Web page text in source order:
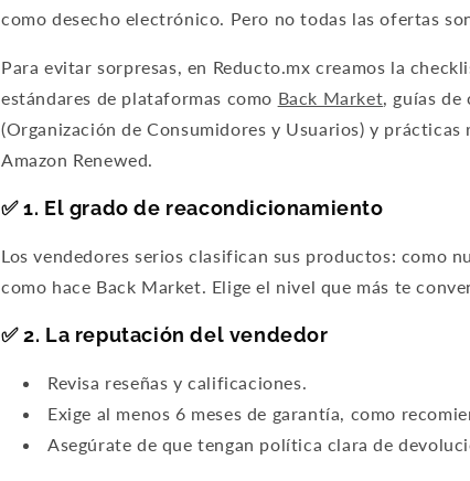
como desecho electrónico. Pero no todas las ofertas
Para evitar sorpresas, en Reducto.mx creamos la
estándares de plataformas como Back Market, guías de
(Organización de Consumidores y Usuarios) y
Amazon Renewed.
✅ 1. El grado de reacondicionamiento
Los vendedores serios clasifican sus productos: como
como hace Back Market. Elige el nivel que más te
✅ 2. La reputación del vendedor
Revisa reseñas y calificaciones.
Exige al menos 6 meses de garantía, como
Asegúrate de que tengan política clara de